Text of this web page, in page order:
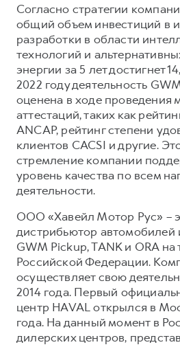
Согласно стратегии
общий объем инвестиций в
разработки в области
технологий и
энергии за 5 лет достигнет
2022 году деятельность
оценена в ходе проведения
аттестаций, таких как
ANCAP, рейтинг степени
клиентов CACSI и другие.
стремление компании
уровень качества по всем
деятельности.
ООО «Хавейл Мотор Рус» –
дистрибьютор автомобилей
GWM Pickup, TANK и ORA на
Российской Федерации.
осуществляет свою
2014 года. Первый
центр HAVAL открылся в
года. На данный момент в
дилерских центров,